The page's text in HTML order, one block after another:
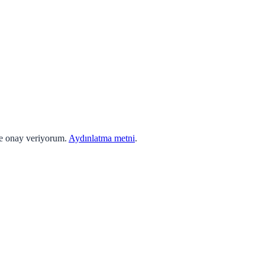
onay veriyorum. Aydınlatma metni.